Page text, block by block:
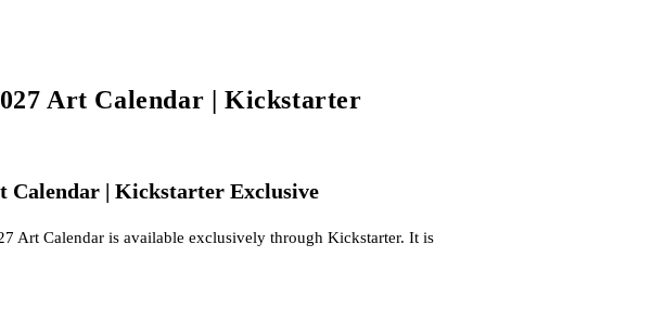
Art Calendar | Kickstarter
Calendar | Kickstarter Exclusive
Art Calendar is available exclusively through Kickstarter. It is